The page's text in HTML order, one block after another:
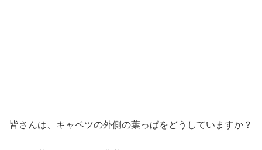
皆さんは、キャベツの外側の葉っぱをどうしていますか？